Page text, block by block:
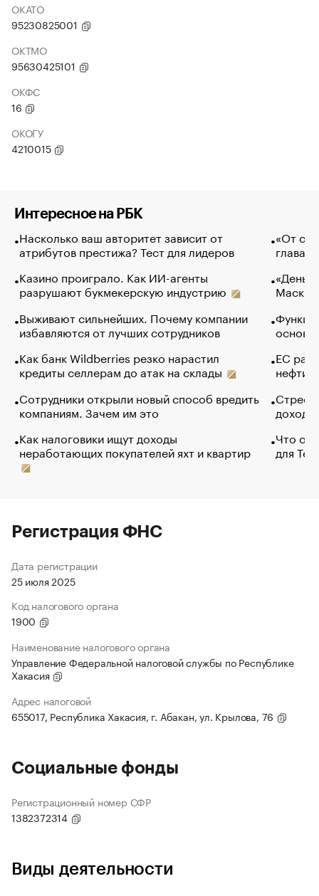
ОКАТО
95230825001
ОКТМО
95630425101
ОКФС
16
ОКОГУ
4210015
Интересное на РБК
Насколько ваш авторитет зависит от
атрибутов престижа? Тест для лидеров
Казино проиграло. Как ИИ-агенты
разрушают букмекерскую индустрию
Выживают сильнейших. Почему компании
избавляются от лучших сотрудников
Как банк Wildberries резко нарастил
кредиты селлерам до атак на склады
Сотрудники открыли новый способ вредить
компаниям. Зачем им это
Как налоговики ищут доходы
неработающих покупателей яхт и квартир
«От
глава
Маск в
основ
ЕС
нефти
Что
для
Регистрация ФНС
Дата регистрации
25 июля 2025
Код налогового органа
1900
Наименование налогового органа
Управление Федеральной налоговой службы по Республике
Хакасия
Адрес налоговой
655017, Республика Хакасия, г. Абакан, ул. Крылова, 76
Социальные фонды
Регистрационный номер СФР
1382372314
Виды деятельности